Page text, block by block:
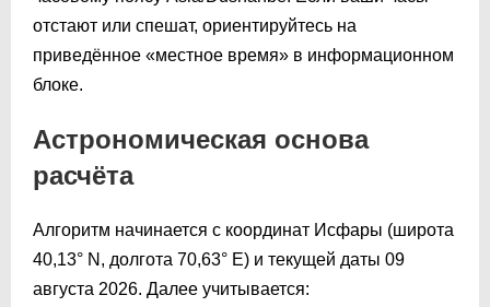
отстают или спешат, ориентируйтесь на
приведённое «местное время» в информационном
блоке.
Астрономическая основа
расчёта
Алгоритм начинается с координат Исфары (широта
40,13° N, долгота 70,63° E) и текущей даты 09
августа 2026. Далее учитывается: